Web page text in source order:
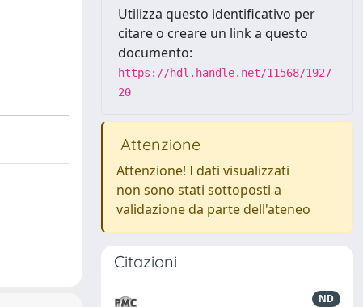
Utilizza questo identificativo per
citare o creare un link a questo
documento:
https://hdl.handle.net/11568/1927
20
Attenzione
Attenzione! I dati visualizzati
non sono stati sottoposti a
validazione da parte dell'ateneo
Citazioni
ND